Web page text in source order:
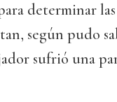
determinar las
según pudo
sufrió una